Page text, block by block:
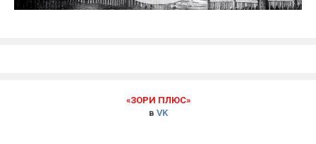
«ЗОРИ ПЛЮС»
в VK